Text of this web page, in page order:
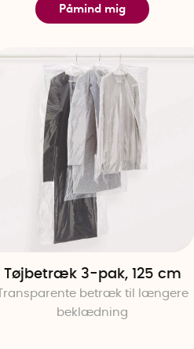
Påmind mig
Tøjbetræk 3-pak, 125 cm
Transparente betræk til længere
beklædning